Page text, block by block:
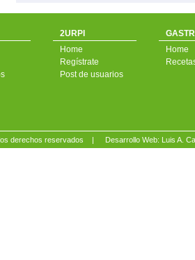
2URPI
Home
Regístrate
Post de usuarios
Home
derechos reservados | Desarrollo Web: Luis